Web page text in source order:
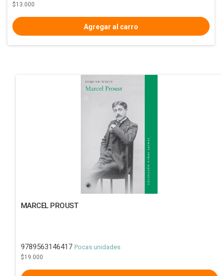
$13.000
MARCEL PROUST
9789563146417 Pocas unidades
$19.000